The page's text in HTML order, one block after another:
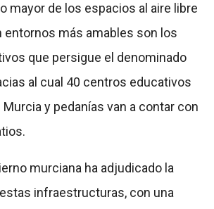
mayor de los espacios al aire libre
entornos más amables son los
que persigue el denominado
al cual 40 centros educativos
y pedanías van a contar con
murciana ha adjudicado la
infraestructuras, con una